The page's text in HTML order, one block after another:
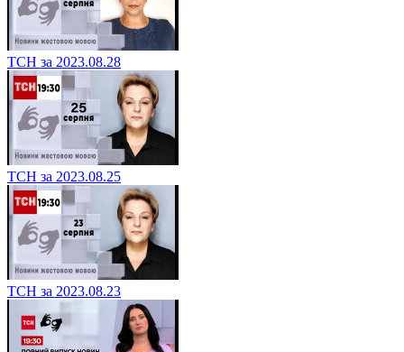
ТСН за 2023.08.28
ТСН за 2023.08.25
ТСН за 2023.08.23